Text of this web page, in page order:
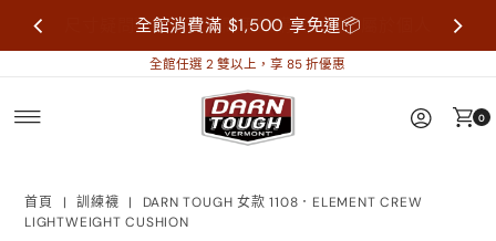
尺寸疑問歡迎來信詢問再做購買，襪子屬於個人
衛生用品，售出不做退換貨。
全館消費滿 $1,500 享免運📦
全館任選 2 雙以上，享 85 折優惠
0
首頁 | 訓練襪 |
DARN TOUGH 女款 1108．ELEMENT CREW
LIGHTWEIGHT CUSHION